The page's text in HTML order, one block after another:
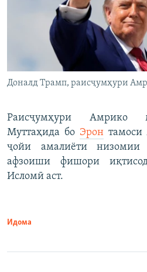
Доналд Трамп, раисҷумҳури
Раисҷумҳури Амрико
Муттаҳида бо Эронтамоси
ҷойи амалиёти
афзоиши фишори
Исломӣ аст.
Идома